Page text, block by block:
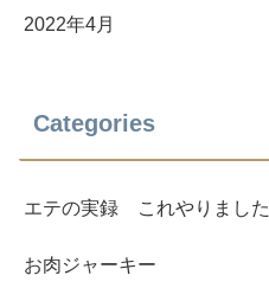
2022年4月
Categories
エテの実録 これやりました
お肉ジャーキー